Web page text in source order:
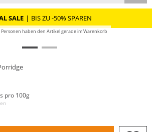
SALE | BIS ZU -50% SPAREN
Personen haben den Artikel gerade im Warenkorb
pro 100g